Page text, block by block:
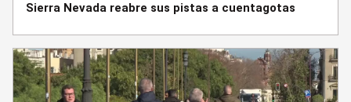
Sierra Nevada reabre sus pistas a cuentagotas